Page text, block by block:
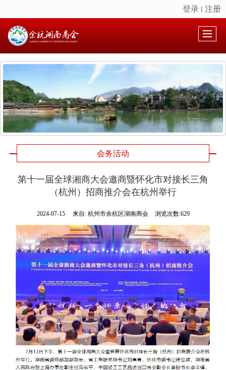
很遗憾，因您的浏览器版本过低导致无法获得最佳浏览体验，推荐下载安装谷歌浏览器！
登录 丨 注册
会务活动
第十一届全球湘商大会邀商暨怀化市对接长三角
（杭州）招商推介会在杭州举行
2024-07-15 来自: 杭州市余杭区湖南商会 浏览次数:629